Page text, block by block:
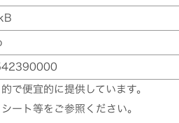
で便宜的に提供しています。
ート等をご参照ください。